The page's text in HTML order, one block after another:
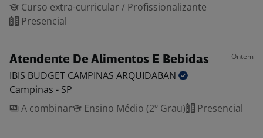
Curso extra-curricular / Profissionalizante
Presencial
Atendente De Alimentos E Bebidas Ontem
IBIS BUDGET CAMPINAS ARQUIDABAN
Campinas - SP
A combinar
Ensino Médio (2º Grau) Presencial